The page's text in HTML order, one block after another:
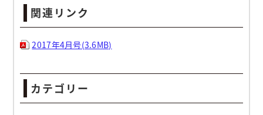
関連リンク
2017年4月号(3.6MB)
カテゴリー